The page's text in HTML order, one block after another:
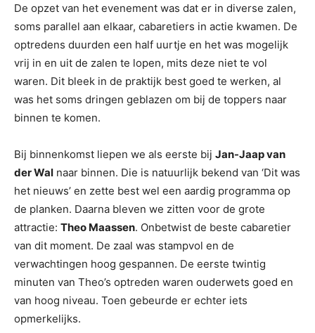
De opzet van het evenement was dat er in diverse zalen,
soms parallel aan elkaar, cabaretiers in actie kwamen. De
optredens duurden een half uurtje en het was mogelijk
vrij in en uit de zalen te lopen, mits deze niet te vol
waren. Dit bleek in de praktijk best goed te werken, al
was het soms dringen geblazen om bij de toppers naar
binnen te komen.
Bij binnenkomst liepen we als eerste bij Jan-Jaap van
der Wal naar binnen. Die is natuurlijk bekend van ‘Dit was
het nieuws’ en zette best wel een aardig programma op
de planken. Daarna bleven we zitten voor de grote
attractie: Theo Maassen. Onbetwist de beste cabaretier
van dit moment. De zaal was stampvol en de
verwachtingen hoog gespannen. De eerste twintig
minuten van Theo’s optreden waren ouderwets goed en
van hoog niveau. Toen gebeurde er echter iets
opmerkelijks.